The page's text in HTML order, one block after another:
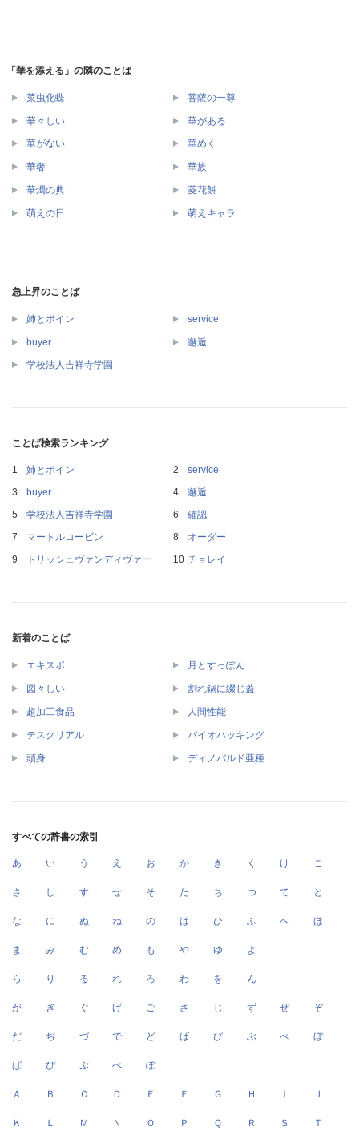
「華を添える」の隣のことば
菜虫化蝶 菩薩の一尊
華々しい 華がある
華がない 華めく
華奢 華族
華燭の典 菱花餅
萌えの日 萌えキャラ
急上昇のことば
姉とボイン service
buyer 邂逅
学校法人吉祥寺学園
ことば検索ランキング
姉とボイン
service
buyer
邂逅
学校法人吉祥寺学園
確認
マートルコービン
オーダー
トリッシュヴァンディヴァー
チョレイ
新着のことば
エキスポ 月とすっぽん
図々しい 割れ鍋に綴じ蓋
超加工食品 人間性能
テスクリアル バイオハッキング
頭身 ディノバルド亜種
すべての辞書の索引
あ い う え お か き く け こ
さ し す せ そ た ち つ て と
な に ぬ ね の は ひ ふ へ ほ
ま み む め も や ゆ よ
ら り る れ ろ わ を ん
が ぎ ぐ げ ご ざ じ ず ぜ ぞ
だ ぢ づ で ど ば び ぶ べ ぼ
ぱ ぴ ぷ ぺ ぽ
Ａ Ｂ Ｃ Ｄ Ｅ Ｆ Ｇ Ｈ Ｉ Ｊ
Ｋ Ｌ Ｍ Ｎ Ｏ Ｐ Ｑ Ｒ Ｓ Ｔ